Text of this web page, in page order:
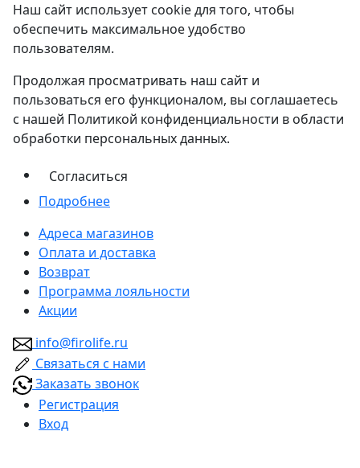
Наш сайт использует cookie для того, чтобы
обеспечить максимальное удобство
пользователям.
Продолжая просматривать наш сайт и
пользоваться его функционалом, вы соглашаетесь
с нашей Политикой конфиденциальности в области
обработки персональных данных.
Согласиться
Подробнее
Адреса магазинов
Оплата и доставка
Возврат
Программа лояльности
Акции
info@firolife.ru
Связаться с нами
Заказать звонок
Регистрация
Вход